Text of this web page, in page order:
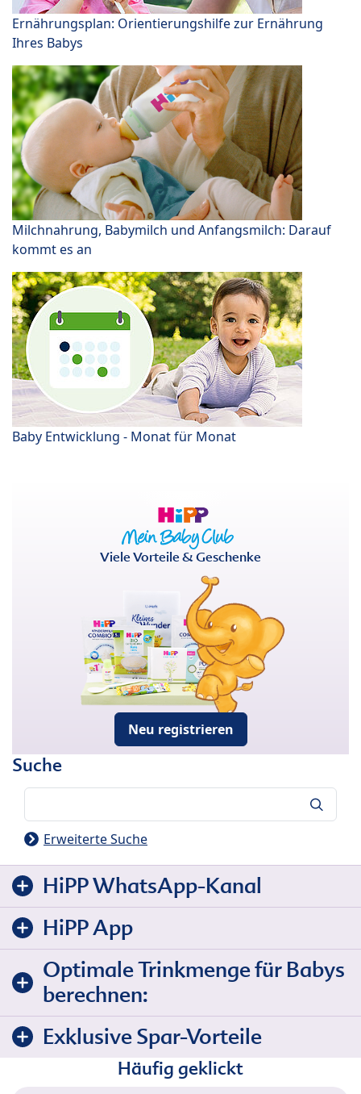
Ernährungsplan: Orientierungshilfe zur Ernährung
Ihres Babys
Milchnahrung, Babymilch und Anfangsmilch: Darauf
kommt es an
Baby Entwicklung - Monat für Monat
Viele Vorteile & Geschenke
Neu registrieren
Suche
Erweiterte Suche
HiPP WhatsApp-Kanal
HiPP App
Optimale Trinkmenge für Babys
berechnen:
Exklusive Spar-Vorteile
Häufig geklickt